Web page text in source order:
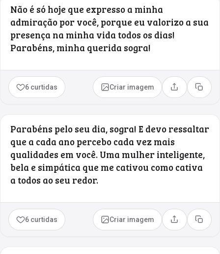
Não é só hoje que expresso a minha
admiração por você, porque eu valorizo a sua
presença na minha vida todos os dias!
Parabéns, minha querida sogra!
6 curtidas Criar imagem Compartilhar
Copiar
Parabéns pelo seu dia, sogra! E devo ressaltar
que a cada ano percebo cada vez mais
qualidades em você. Uma mulher inteligente,
bela e simpática que me cativou como cativa
a todos ao seu redor.
6 curtidas Criar imagem Compartilhar
Copiar